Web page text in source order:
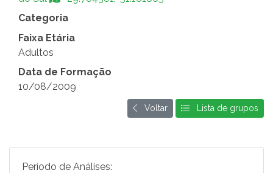
Categoria
Faixa Etária
Adultos
Data de Formação
10/08/2009
Voltar Lista de grupos
Período de Análises: